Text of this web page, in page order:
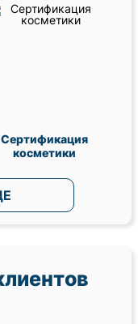
Сертификация
косметики